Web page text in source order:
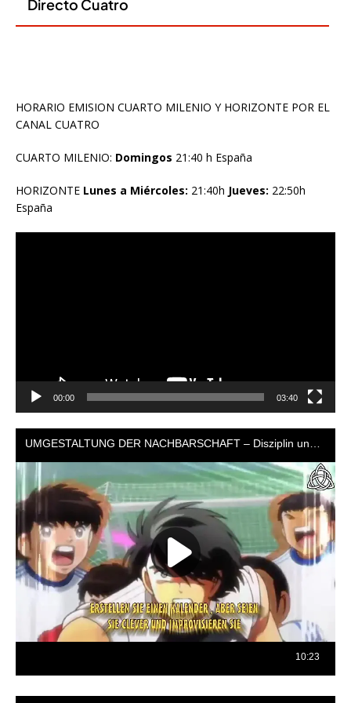
HORARIO EMISION CUARTO MILENIO Y HORIZONTE POR EL
CANAL CUATRO
CUARTO MILENIO: Domingos 21:40 h España
HORIZONTE Lunes a Miércoles: 21:40h Jueves: 22:50h
España
00:00 03:40